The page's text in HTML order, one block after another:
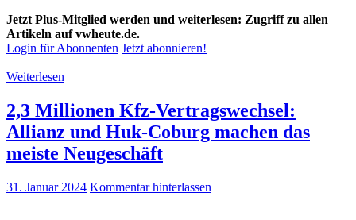
Jetzt Plus-Mitglied werden und weiterlesen: Zugriff zu allen
Artikeln auf vwheute.de.
Login für Abonnenten Jetzt abonnieren!
Weiterlesen
2,3 Millionen Kfz-Vertragswechsel:
Allianz und Huk-Coburg machen das
meiste Neugeschäft
31. Januar 2024 Kommentar hinterlassen